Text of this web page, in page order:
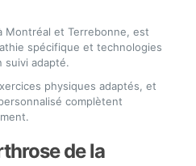
Montréal et Terrebonne, est
spécifique et technologies
suivi adapté.
physiques adaptés, et
complètent
de la